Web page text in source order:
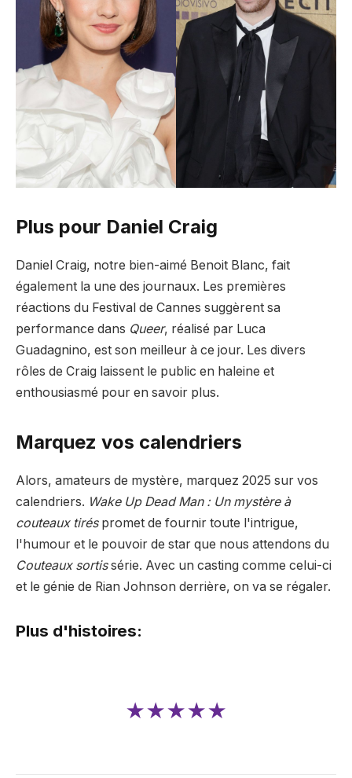
Plus pour Daniel Craig
Daniel Craig, notre bien-aimé Benoit Blanc, fait
également la une des journaux. Les premières
réactions du Festival de Cannes suggèrent sa
performance dans Queer, réalisé par Luca
Guadagnino, est son meilleur à ce jour. Les divers
rôles de Craig laissent le public en haleine et
enthousiasmé pour en savoir plus.
Marquez vos calendriers
Alors, amateurs de mystère, marquez 2025 sur vos
calendriers. Wake Up Dead Man : Un mystère à
couteaux tiréspromet de fournir toute l'intrigue,
l'humour et le pouvoir de star que nous attendons du
Couteaux sortissérie. Avec un casting comme celui-ci
et le génie de Rian Johnson derrière, on va se régaler.
Plus d'histoires:
★★★★★